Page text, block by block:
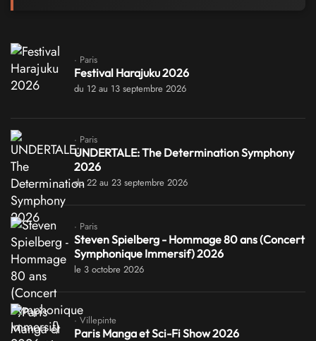
· Paris
Festival Harajuku 2026
du 12 au 13 septembre 2026
· Paris
UNDERTALE: The Determination Symphony
2026
du 22 au 23 septembre 2026
· Paris
Steven Spielberg - Hommage 80 ans (Concert
Symphonique Immersif) 2026
le 3 octobre 2026
· Villepinte
Paris Manga et Sci-Fi Show 2026